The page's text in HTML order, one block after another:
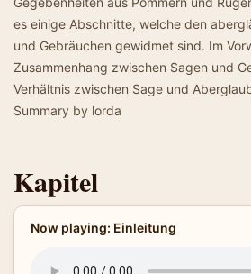
es einige Abschnitte, welche den
und Gebräuchen gewidmet sind. Im
Zusammenhang zwischen Sagen und
Verhältnis zwischen Sage und
Summary by lorda
Kapitel
Now playing: Einleitung